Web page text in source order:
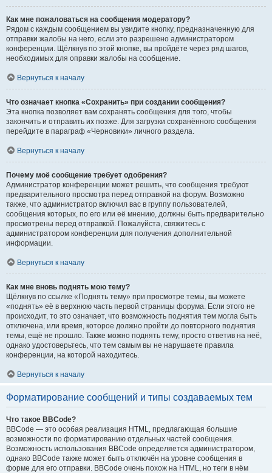
Как мне пожаловаться на сообщения модератору?
Рядом с каждым сообщением вы увидите кнопку, предназначенную для
отправки жалобы на него, если это разрешено администратором
конференции. Щёлкнув по этой кнопке, вы пройдёте через ряд шагов,
необходимых для оправки жалобы на сообщение.
Вернуться к началу
Что означает кнопка «Сохранить» при создании сообщения?
Эта кнопка позволяет вам сохранять сообщения для того, чтобы
закончить и отправить их позже. Для загрузки сохранённого сообщения
перейдите в параграф «Черновики» личного раздела.
Вернуться к началу
Почему моё сообщение требует одобрения?
Администратор конференции может решить, что сообщения требуют
предварительного просмотра перед отправкой на форум. Возможно
также, что администратор включил вас в группу пользователей,
сообщения которых, по его или её мнению, должны быть предварительно
просмотрены перед отправкой. Пожалуйста, свяжитесь с
администратором конференции для получения дополнительной
информации.
Вернуться к началу
Как мне вновь поднять мою тему?
Щёлкнув по ссылке «Поднять тему» при просмотре темы, вы можете
«поднять» её в верхнюю часть первой страницы форума. Если этого не
происходит, то это означает, что возможность поднятия тем могла быть
отключена, или время, которое должно пройти до повторного поднятия
темы, ещё не прошло. Также можно поднять тему, просто ответив на неё,
однако удостоверьтесь, что тем самым вы не нарушаете правила
конференции, на которой находитесь.
Вернуться к началу
Форматирование сообщений и типы создаваемых тем
Что такое BBCode?
BBCode — это особая реализация HTML, предлагающая большие
возможности по форматированию отдельных частей сообщения.
Возможность использования BBCode определяется администратором,
однако BBCode также может быть отключён на уровне сообщения в
форме для его отправки. BBCode очень похож на HTML, но теги в нём